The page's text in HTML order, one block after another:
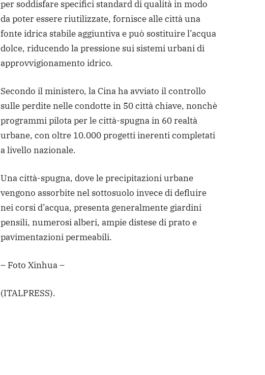
per soddisfare specifici standard di qualità in modo
da poter essere riutilizzate, fornisce alle città una
fonte idrica stabile aggiuntiva e può sostituire l’acqua
dolce, riducendo la pressione sui sistemi urbani di
approvvigionamento idrico.
Secondo il ministero, la Cina ha avviato il controllo
sulle perdite nelle condotte in 50 città chiave, nonchè
programmi pilota per le città-spugna in 60 realtà
urbane, con oltre 10.000 progetti inerenti completati
a livello nazionale.
Una città-spugna, dove le precipitazioni urbane
vengono assorbite nel sottosuolo invece di defluire
nei corsi d’acqua, presenta generalmente giardini
pensili, numerosi alberi, ampie distese di prato e
pavimentazioni permeabili.
– Foto Xinhua –
(ITALPRESS).